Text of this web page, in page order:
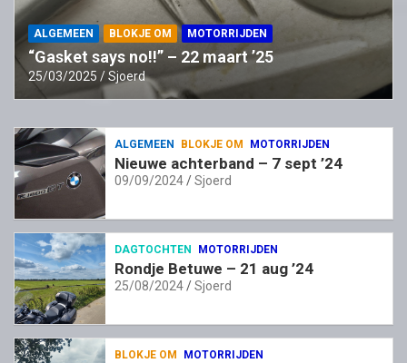
ALGEMEEN BLOKJE OM MOTORRIJDEN
“Gasket says no!!” – 22 maart ’25
25/03/2025 Sjoerd
ALGEMEEN BLOKJE OM MOTORRIJDEN
Nieuwe achterband – 7 sept ’24
09/09/2024 Sjoerd
DAGTOCHTEN MOTORRIJDEN
Rondje Betuwe – 21 aug ’24
25/08/2024 Sjoerd
BLOKJE OM MOTORRIJDEN